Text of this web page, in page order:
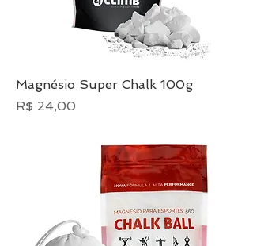
Magnésio Super Chalk 100g
Preço
R$ 24,00